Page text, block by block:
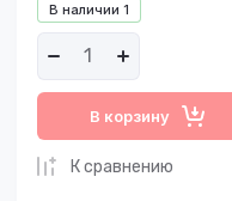
В наличии 1
В корзину
К сравнению